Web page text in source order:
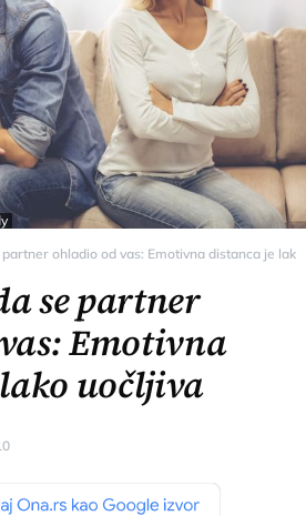
ohladio od vas: Emotivna distanca je
se partner
Emotivna
uočljiva